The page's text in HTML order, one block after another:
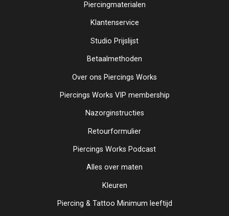
Piercingmaterialen
Klantenservice
Studio Prijslijst
Betaalmethoden
Over ons Piercings Works
Piercings Works VIP membership
Nazorginstructies
Retourformulier
Piercings Works Podcast
Alles over maten
Kleuren
Piercing & Tattoo Minimum leeftijd